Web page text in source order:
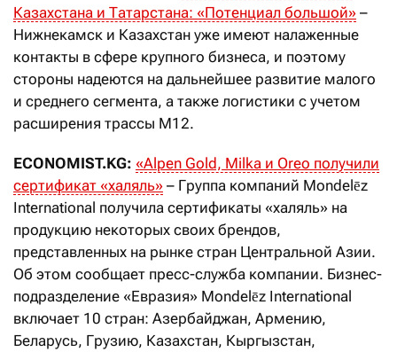
Казахстана и Татарстана: «Потенциал большой» –
Нижнекамск и Казахстан уже имеют налаженные
контакты в сфере крупного бизнеса, и поэтому
стороны надеются на дальнейшее развитие малого
и среднего сегмента, а также логистики с учетом
расширения трассы М12.
ECONOMIST.KG: «Alpen Gold, Milka и Oreo получили
сертификат «халяль» – Группа компаний Mondelēz
International получила сертификаты «халяль» на
продукцию некоторых своих брендов,
представленных на рынке стран Центральной Азии.
Об этом сообщает пресс-служба компании. Бизнес-
подразделение «Евразия» Mondelēz International
включает 10 стран: Азербайджан, Армению,
Беларусь, Грузию, Казахстан, Кыргызстан,